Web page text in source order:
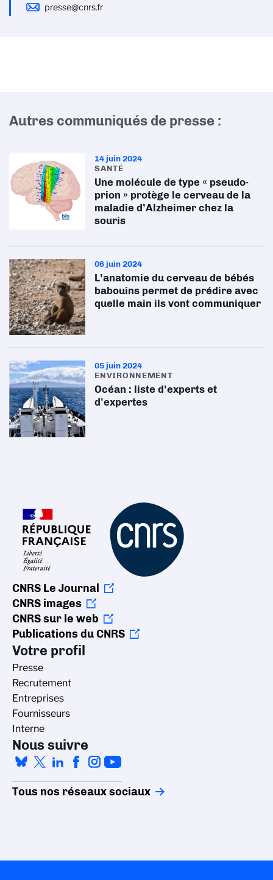
presse@cnrs.fr
Autres communiqués de presse :
14 juin 2024
SANTÉ
Une molécule de type « pseudo-
prion » protège le cerveau de la
maladie d’Alzheimer chez la
souris
06 juin 2024
L’anatomie du cerveau de bébés
babouins permet de prédire avec
quelle main ils vont communiquer
05 juin 2024
ENVIRONNEMENT
Océan : liste d'experts et
d'expertes
CNRS Le Journal
CNRS images
CNRS sur le web
Publications du CNRS
Votre profil
Presse
Recrutement
Entreprises
Fournisseurs
Interne
Nous suivre
Tous nos réseaux sociaux